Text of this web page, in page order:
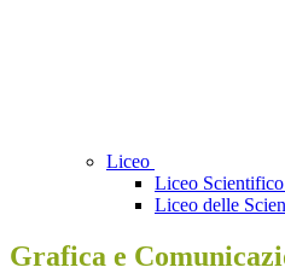
Liceo
Liceo
Liceo delle
Grafica e